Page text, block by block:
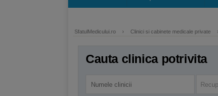
SfatulMedicului.ro › Clinici si cabinete medicale private
Cauta clinica potrivita